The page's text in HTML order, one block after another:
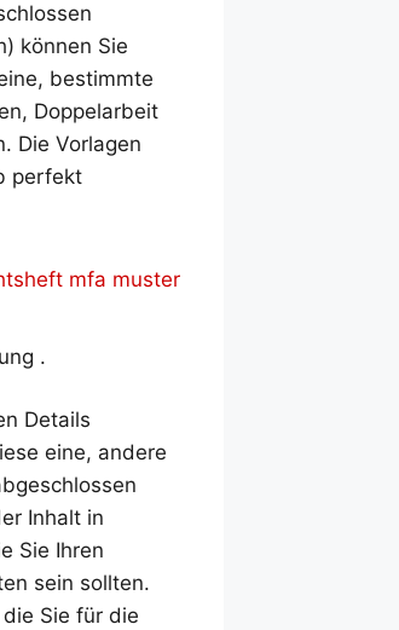
können Sie
bestimmte
Doppelarbeit
Die Vorlagen
perfekt
.
Details
eine, andere
Inhalt in
Sie Ihren
sein sollten.
Sie für die